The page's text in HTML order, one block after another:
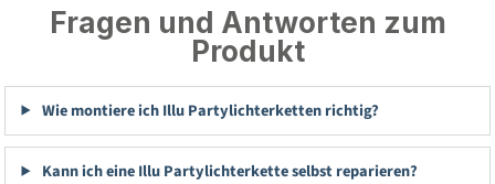
Fragen und Antworten zum
Produkt
Wie montiere ich Illu Partylichterketten richtig?
Kann ich eine Illu Partylichterkette selbst reparieren?